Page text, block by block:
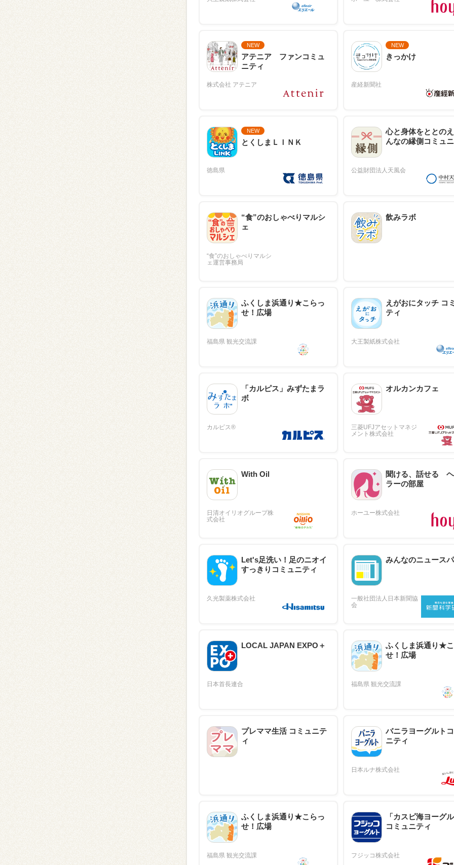
NEW
アテニア ファンコミュ
ニティ
NEW
きっかけ
NEW
とくしまＬＩＮＫ
心と身体をととの
んなの縁側コミュ
“食”のおしゃべりマルシ
ェ
飲みラボ
ふくしま浜通り★こらっ
せ！広場
えがおにタッチ コ
ティ
「カルピス」みずたまラ
ボ
オルカンカフェ
With Oil
聞ける、話せる
ラーの部屋
Let's足洗い！足のニオイ
すっきりコミュニティ
みんなのニュース
LOCAL JAPAN EXPO＋
ふくしま浜通り★
せ！広場
プレママ生活 コミュニテ
ィ
バニラヨーグルト
ニティ
ふくしま浜通り★こらっ
せ！広場
「カスピ海ヨーグ
コミュニティ